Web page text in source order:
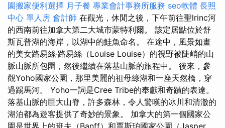
園搬家便利選擇 月子餐 專業會計事務所服務 seo軟體 長照
中心 單人房 會計師 在觀光，休閒之後，下午前往聖lrinc河
的西南前往加拿大第二大城市蒙特利爾。 該定居點位於舒
斯瓦普湖的海岸，以湖中的鮭魚命名。 在途中，風景如畫
的美女路易絲·路易絲（Louise Louise）的視野被陡峭的山
脈山脈所包圍，然後繼續在落基山脈的旅程中。 後來，參
觀Yoho國家公園，那里美麗的祖母綠湖和一座天然橋，穿
過踢馬河。 Yoho一詞是Cree Tribe的奉獻和奇蹟的表達。
落基山脈的巨大山脊，許多森林，令人驚嘆的冰川和清澈的
湖泊都為遊客提供了奇妙的景象。 加拿大的第一個國家公
園是世界上的班夫（Banff）和賈斯珀國家公園（Jasper